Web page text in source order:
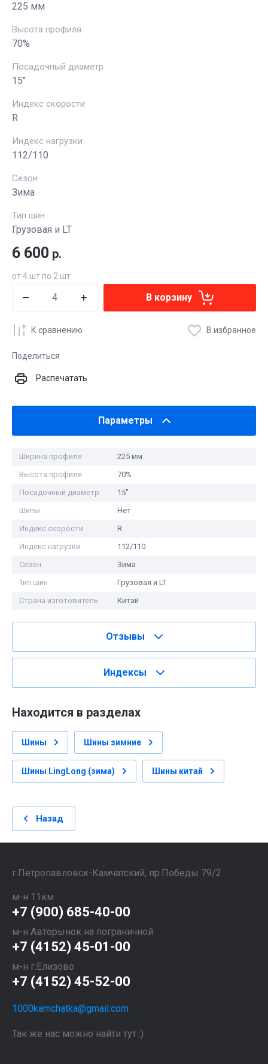
225 мм
Высота профиля
70%
Посадочный диаметр
15"
Индекс скорости
R
Индекс нагрузки
112/110
Сезон
Зима
Тип шин
Грузовая и LT
6 600 р.
от 4 шт по 2 шт
В корзину
К сравнению В избранное
Поделиться
Распечатать
Параметры
Ширина профиля
225 мм
Высота профиля
70%
Посадочный диаметр
15"
Шипы
Нет
Индекс скорости
R
Индекс нагрузки
112/110
Сезон
Зима
Тип шин
Грузовая и LT
Страна изготовитель
Китай
Отзывы
Индексы
Находится в разделах
Шины Шины зимние
Шины LingLong (зима) Шины китай
Назад
​​​​​​​г.Петропавловск-Камчатский, пр.Победы 79/2
м-н 11км
+7 (900) 685-40-00
м-н Авторынок на пограничной
+7 (4152) 45-01-00
м-н г.Елизово
+7 (4152) 45-52-00
1000kamchatka@gmail.com
Так же нас можно найти тут :)